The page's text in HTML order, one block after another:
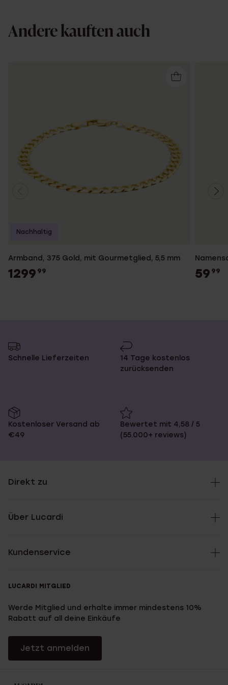
Andere kauften auch
Armband, 375 Gold, mit Gourmetglied, 5,5 mm
1299 99
Nachhaltig
59 99
Schnelle Lieferzeiten
14 Tage kostenlos
zurücksenden
Kostenloser Versand ab
€49
Bewertet mit 4,58 / 5
(55.000+ reviews)
Direkt zu
Über Lucardi
Kundenservice
LUCARDI MITGLIED
Werde Mitglied und erhalte immer mindestens 10%
Rabatt auf all deine Einkäufe
Jetzt anmelden